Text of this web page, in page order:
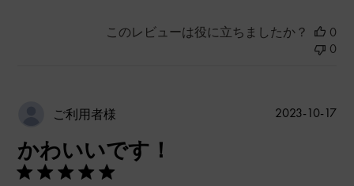
このレビューは役に立ちましたか？
0
0
ご利用者様
かわいいです！
公
2023-10-17